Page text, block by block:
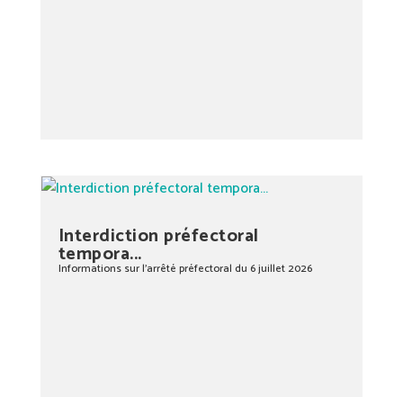
Interdiction préfectoral
tempora...
Informations sur l’arrêté préfectoral du 6 juillet 2026